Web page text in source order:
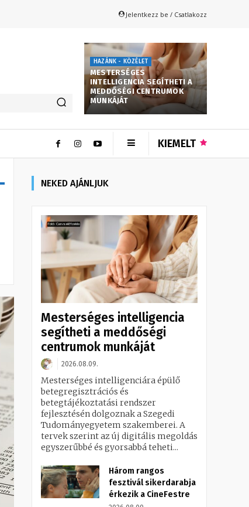
Jelentkezz be / Csatlakozz
HAZÁNK - KÖZÉLET
MESTERSÉGES
INTELLIGENCIA SEGÍTHETI A
MEDDŐSÉGI CENTRUMOK
MUNKÁJÁT
KIEMELT
NEKED AJÁNLJUK
Mesterséges intelligencia
segítheti a meddőségi
centrumok munkáját
2026.08.09.
Mesterséges intelligenciára épülő
betegregisztrációs és
betegtájékoztatási rendszer
fejlesztésén dolgoznak a Szegedi
Tudományegyetem szakemberei. A
tervek szerint az új digitális megoldás
egyszerűbbé és gyorsabbá teheti...
Három rangos
fesztivál sikerdarabja
érkezik a CineFestre